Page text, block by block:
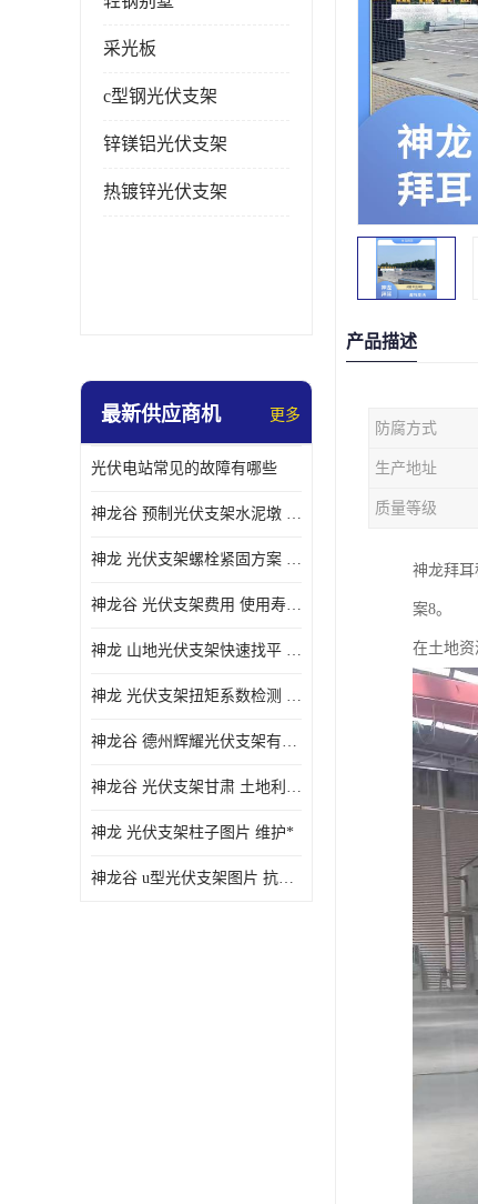
采光板
c型钢光伏支架
锌镁铝光伏支架
热镀锌光伏支架
最新供应商机 更多
光伏电站常见的故障有哪些
神龙谷 预制光伏支架水泥墩 抗震性能优
神龙 光伏支架螺栓紧固方案 土地利用率高
神龙谷 光伏支架费用 使用寿命长
神龙 山地光伏支架快速找平 抗风耐压
神龙 光伏支架扭矩系数检测 适应性强
神龙谷 德州辉耀光伏支架有限公司 材质多样
神龙谷 光伏支架甘肃 土地利用率高
神龙 光伏支架柱子图片 维护*
神龙谷 u型光伏支架图片 抗紫外线
产品描述
防腐方式
生产地址
质量等级
神龙拜
案8。
在土地资